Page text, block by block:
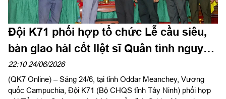
Đội K71 phối hợp tổ chức Lễ cầu siêu,
bàn giao hài cốt liệt sĩ Quân tình nguyện
và chuyên gia Việt Nam
22:10 24/06/2026
(QK7 Online) – Sáng 24/6, tại tỉnh Oddar Meanchey, Vương
quốc Campuchia, Đội K71 (Bộ CHQS tỉnh Tây Ninh) phối hợp